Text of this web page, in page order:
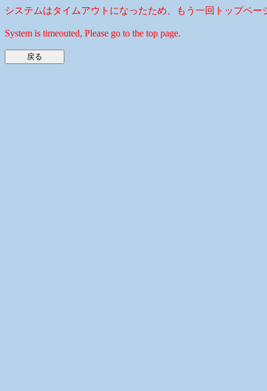
システムはタイムアウトになったため、もう一回トップペー
System is timeouted, Please go to the top page.